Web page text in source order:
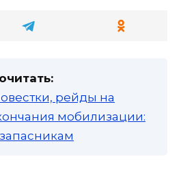
рейды на
мобилизации: